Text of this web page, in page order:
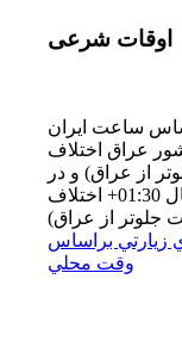
اوقات شرعی
ساعت ايران
با كشور عراق اختلاف
از عراق) و در
شش ماهه اول سال 01:30+ اختلاف
جلوتر از عراق)
زيارتي براساس
وقت محلي